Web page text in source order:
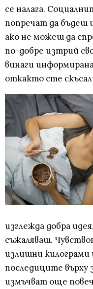
се налага.
попречат да бъдеш
ако не можеш да
по-добре изтрий
винаги
откакто сте
изглежда добра
съжаляваш.
излишни килограми
последиците
измъчват още